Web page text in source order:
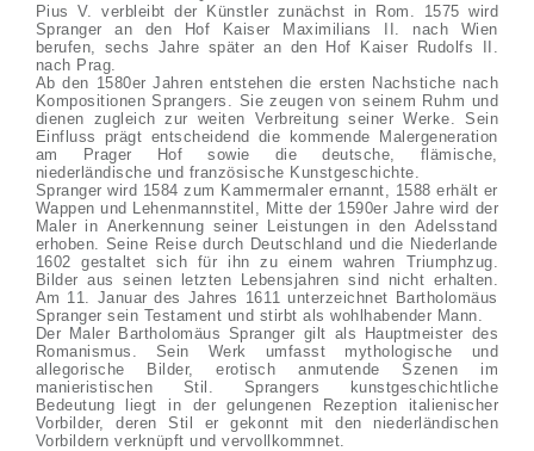
Pius V. verbleibt der Künstler zunächst in Rom. 1575 wird
Spranger an den Hof Kaiser Maximilians II. nach Wien
berufen, sechs Jahre später an den Hof Kaiser Rudolfs II.
nach Prag.
Ab den 1580er Jahren entstehen die ersten Nachstiche nach
Kompositionen Sprangers. Sie zeugen von seinem Ruhm und
dienen zugleich zur weiten Verbreitung seiner Werke. Sein
Einfluss prägt entscheidend die kommende Malergeneration
am Prager Hof sowie die deutsche, flämische,
niederländische und französische Kunstgeschichte.
Spranger wird 1584 zum Kammermaler ernannt, 1588 erhält er
Wappen und Lehenmannstitel, Mitte der 1590er Jahre wird der
Maler in Anerkennung seiner Leistungen in den Adelsstand
erhoben. Seine Reise durch Deutschland und die Niederlande
1602 gestaltet sich für ihn zu einem wahren Triumphzug.
Bilder aus seinen letzten Lebensjahren sind nicht erhalten.
Am 11. Januar des Jahres 1611 unterzeichnet Bartholomäus
Spranger sein Testament und stirbt als wohlhabender Mann.
Der Maler Bartholomäus Spranger gilt als Hauptmeister des
Romanismus. Sein Werk umfasst mythologische und
allegorische Bilder, erotisch anmutende Szenen im
manieristischen Stil. Sprangers kunstgeschichtliche
Bedeutung liegt in der gelungenen Rezeption italienischer
Vorbilder, deren Stil er gekonnt mit den niederländischen
Vorbildern verknüpft und vervollkommnet.